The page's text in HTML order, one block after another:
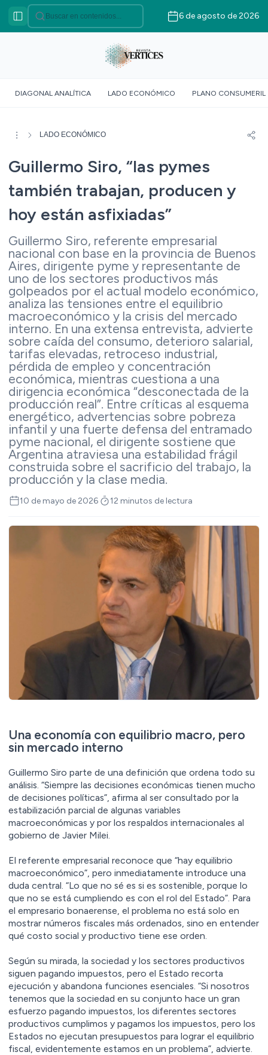
VÉRTICES ASOCIATIVO
VÉRTICES AGRICULTURA
VÉRTICES SUR GLOBAL
DOSSIER GEOMÉTRICO
6 de agosto de 2026
DIAGONAL ANALÍTICA LADO ECONÓMICO PLANO CONSUMERIL
LADO ECONÓMICO
Guillermo Siro, “las pymes
también trabajan, producen y
hoy están asfixiadas”
Guillermo Siro, referente empresarial
nacional con base en la provincia de Buenos
Aires, dirigente pyme y representante de
uno de los sectores productivos más
golpeados por el actual modelo económico,
analiza las tensiones entre el equilibrio
macroeconómico y la crisis del mercado
interno. En una extensa entrevista, advierte
sobre caída del consumo, deterioro salarial,
tarifas elevadas, retroceso industrial,
pérdida de empleo y concentración
económica, mientras cuestiona a una
dirigencia económica “desconectada de la
producción real”. Entre críticas al esquema
energético, advertencias sobre pobreza
infantil y una fuerte defensa del entramado
pyme nacional, el dirigente sostiene que
Argentina atraviesa una estabilidad frágil
construida sobre el sacrificio del trabajo, la
producción y la clase media.
10 de mayo de 2026 12 minutos de lectura
Una economía con equilibrio macro, pero
sin mercado interno
Guillermo Siro parte de una definición que ordena todo su
análisis. “Siempre las decisiones económicas tienen mucho
de decisiones políticas”, afirma al ser consultado por la
estabilización parcial de algunas variables
macroeconómicas y por los respaldos internacionales al
gobierno de Javier Milei.
El referente empresarial reconoce que “hay equilibrio
macroeconómico”, pero inmediatamente introduce una
duda central. “Lo que no sé es si es sostenible, porque lo
que no se está cumpliendo es con el rol del Estado”. Para
el empresario bonaerense, el problema no está solo en
mostrar números fiscales más ordenados, sino en entender
qué costo social y productivo tiene ese orden.
Según su mirada, la sociedad y los sectores productivos
siguen pagando impuestos, pero el Estado recorta
ejecución y abandona funciones esenciales. “Si nosotros
tenemos que la sociedad en su conjunto hace un gran
esfuerzo pagando impuestos, los diferentes sectores
productivos cumplimos y pagamos los impuestos, pero los
Estados no ejecutan presupuestos para lograr el equilibrio
fiscal, evidentemente estamos en un problema”, advierte.